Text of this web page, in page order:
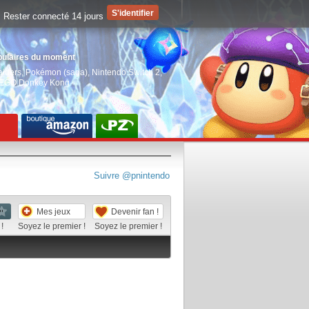
du moment
, Pokémon (saga) Nintendo Switch 2,
Donkey Kong
Suivre @pnintendo
Mes jeux
Soyez le premier !
Devenir fan !
Soyez le premier !
Rester connecté 14 jours